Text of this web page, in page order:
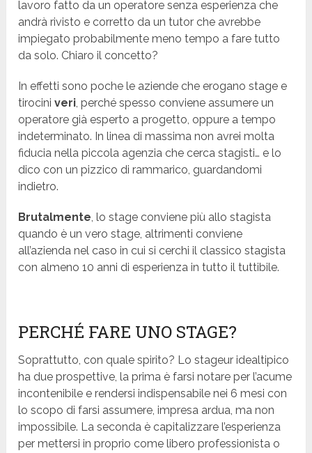
lavoro fatto da un operatore senza esperienza che
andrà rivisto e corretto da un tutor che avrebbe
impiegato probabilmente meno tempo a fare tutto
da solo. Chiaro il concetto?
In effetti sono poche le aziende che erogano stage e
tirociniveri, perché spesso conviene assumere un
operatore già esperto a progetto, oppure a tempo
indeterminato. In linea di massima non avrei molta
fiducia nella piccola agenzia che cerca stagisti… e lo
dico con un pizzico di rammarico, guardandomi
indietro.
Brutalmente, lo stage conviene più allo stagista
quando è un vero stage, altrimenti conviene
all’azienda nel caso in cui si cerchi il classico stagista
con almeno 10 anni di esperienza in tutto il tuttibile.
PERCHÉ FARE UNO STAGE?
Soprattutto, con quale spirito? Lo stageur idealtipico
ha due prospettive, la prima è farsi notare per l’acume
incontenibile e rendersi indispensabile nei 6 mesi con
lo scopo di farsi assumere, impresa ardua, ma non
impossibile. La seconda è capitalizzare l’esperienza
per mettersi in proprio come libero professionista o